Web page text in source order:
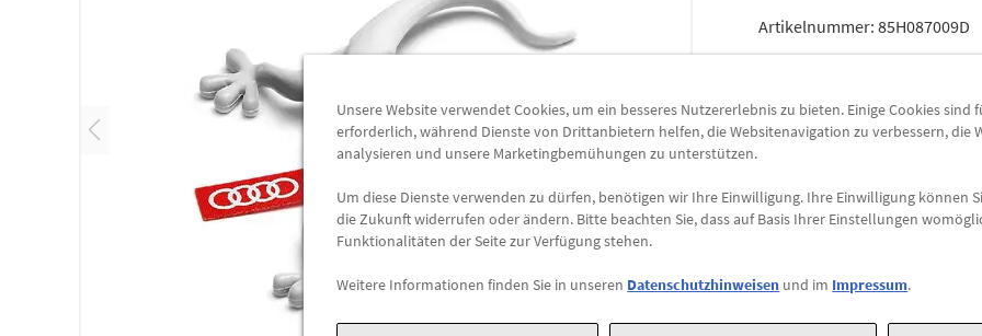
Artikelnummer: 85H087009D
Lieferung
zzgl.5,49 €
Preis inkl.19%
Unsere Website verwendet Cookies, um ein besseres Nutzererlebnis zu bieten. Einige Cookies
erforderlich, während Dienste von Drittanbietern helfen, die Websitenavigation zu verbessern, die
analysieren und unsere Marketingbemühungen zu unterstützen.
Um diese Dienste verwenden zu dürfen, benötigen wir Ihre Einwilligung. Ihre Einwilligung können
die Zukunft widerrufen oder ändern. Bitte beachten Sie, dass auf Basis Ihrer Einstellungen
Funktionalitäten der Seite zur Verfügung stehen.
Weitere Informationen finden Sie in unseren Datenschutzhinweisen und im Impressum.